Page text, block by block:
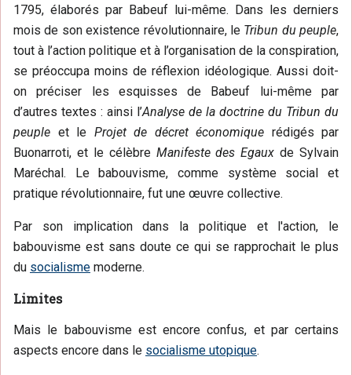
1795, élaborés par Babeuf lui-même. Dans les derniers
mois de son existence révolutionnaire, le Tribun du peuple,
tout à l’action politique et à l’organisation de la conspiration,
se préoccupa moins de réflexion idéologique. Aussi doit-
on préciser les esquisses de Babeuf lui-même par
d’autres textes : ainsi l’Analyse de la doctrine du Tribun du
peuple et le Projet de décret économique rédigés par
Buonarroti, et le célèbre Manifeste des Egaux de Sylvain
Maréchal. Le babouvisme, comme système social et
pratique révolutionnaire, fut une œuvre collective.
Par son implication dans la politique et l'action, le
babouvisme est sans doute ce qui se rapprochait le plus
du socialisme moderne.
Limites
Mais le babouvisme est encore confus, et par certains
aspects encore dans le socialisme utopique.